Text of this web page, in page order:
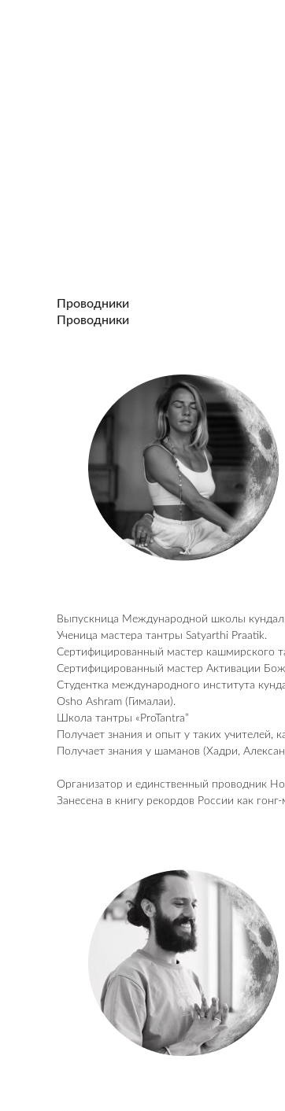
Проводники
Проводники
Выпускница Международной школы
Ученица мастера тантры Satyarthi Praatik.
Сертифицированный мастер кашмирского
Сертифицированный мастер Активации
Студентка международного института
Osho Ashram (Гималаи).
Школа тантры «ProTantra”
Получает знания и опыт у таких
Получает знания у шаманов (Хадри,
Организатор и единственный проводник
Занесена в книгу рекордов России как гонг-